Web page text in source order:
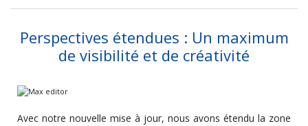
Perspectives étendues : Un maximum
de visibilité et de créativité
Avec notre nouvelle mise à jour, nous avons étendu la zone